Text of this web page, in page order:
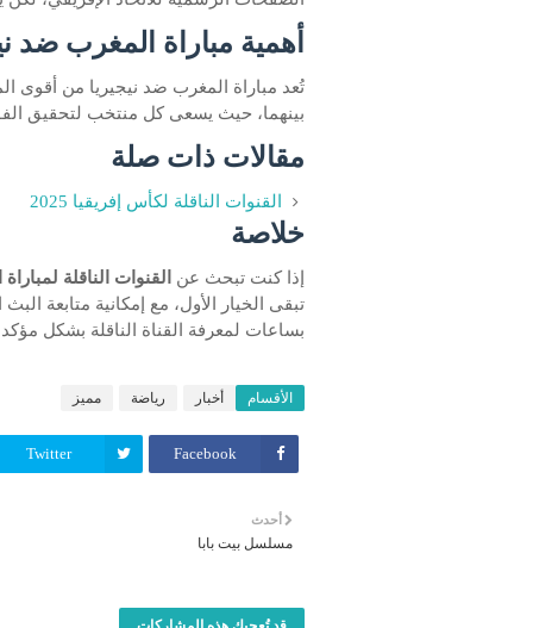
أهمية مباراة المغرب ضد
تُعد مباراة المغرب ضد نيجيريا من أقوى
بينهما، حيث يسعى كل منتخب لتحقيق
مقالات ذات صلة
القنوات الناقلة لكأس إفريقيا 2025
خلاصة
إذا كنت تبحث عن
القنوات الناقلة
تبقى الخيار الأول، مع إمكانية متابعة
بساعات لمعرفة القناة الناقلة بشكل
الأقسام أخبار رياضة مميز
Facebook
Twitter
أحدث
مسلسل بيت بابا